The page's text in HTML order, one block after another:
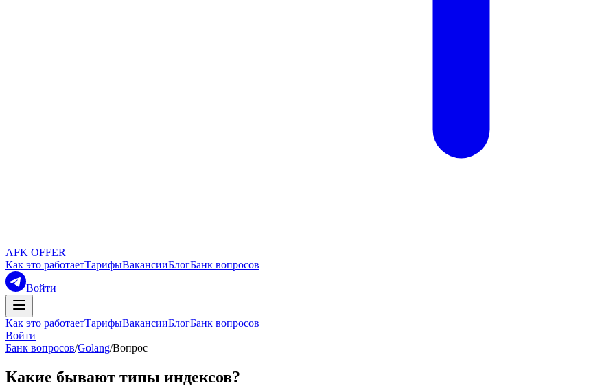
AFK OFFER
Как это работаетТарифыВакансииБлогБанк вопросов
Войти
Как это работаетТарифыВакансииБлогБанк вопросов
Войти
Банк вопросов/Golang/Вопрос
Какие бывают типы индексов?